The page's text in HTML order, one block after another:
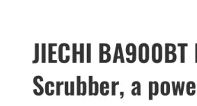
BA850BT الخيار الأمثل لمشرفي إدارة العقارات، وفرق
ومشغلي مراكز التسوق، ومديري المرافق
فهو يُمثّل الخيار الأفضل للتنظيف
في المساحات الصغيرة، أعط الأولوية
للطرازات التي تتمتع بعمر بطارية يزيد عن 6 ساعات وضغط
آلة تنظيف الأرضيات القابلة للركوب |
المتوسطة والكبيرة ✨ السيناريوهات